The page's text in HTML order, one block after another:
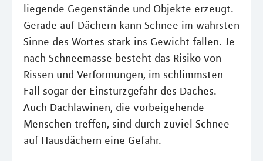
liegende Gegenstände und Objekte erzeugt.
Gerade auf Dächern kann Schnee im wahrsten
Sinne des Wortes stark ins Gewicht fallen. Je
nach Schneemasse besteht das Risiko von
Rissen und Verformungen, im schlimmsten
Fall sogar der Einsturzgefahr des Daches.
Auch Dachlawinen, die vorbeigehende
Menschen treffen, sind durch zuviel Schnee
auf Hausdächern eine Gefahr.